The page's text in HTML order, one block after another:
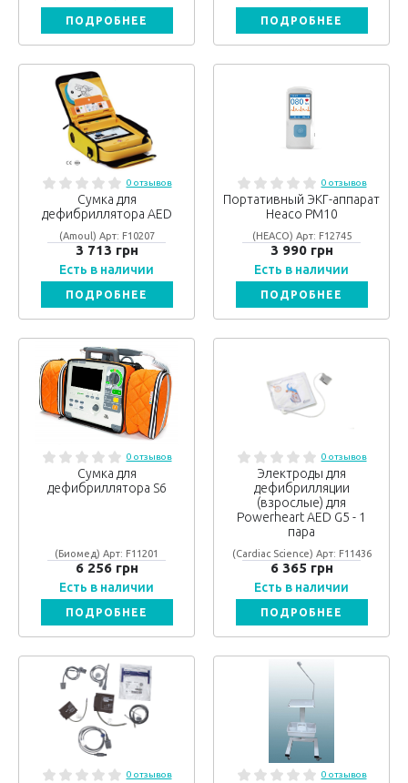
ПОДРОБНЕЕ ПОДРОБНЕЕ
0 отзывов
Сумка для
дефибриллятора AED
(Amoul) Арт: F10207
3 713 грн
Есть в наличии
ПОДРОБНЕЕ
0 отзывов
Портативный ЭКГ-аппарат
Heaco PM10
(HEACO) Арт: F12745
3 990 грн
Есть в наличии
ПОДРОБНЕЕ
0 отзывов
Сумка для
дефибриллятора S6
(Биомед) Арт: F11201
6 256 грн
Есть в наличии
ПОДРОБНЕЕ
0 отзывов
Электроды для
дефибрилляции
(взрослые) для
Powerheart AED G5 - 1
пара
(Cardiac Science) Арт: F11436
6 365 грн
Есть в наличии
ПОДРОБНЕЕ
0 отзывов 0 отзывов